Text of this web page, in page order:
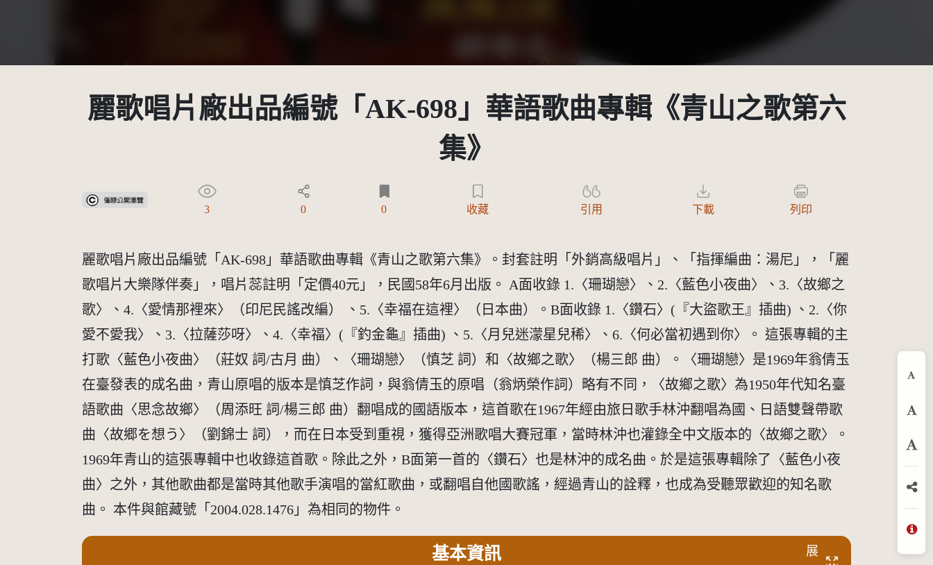
麗歌唱片廠出品編號「AK-698」華語歌曲專輯《青山之歌第六
集》
受著作權法保護-僅限於本平台有限度公開瀏覽
3 0 0 收藏 引用 下載 列印
麗歌唱片廠出品編號「AK-698」華語歌曲專輯《青山之歌第六集》。封套註明「外銷高級唱片」、「指揮編曲：湯尼」，「麗
歌唱片大樂隊伴奏」，唱片蕊註明「定價40元」，民國58年6月出版。 A面收錄 1.〈珊瑚戀〉、2.〈藍色小夜曲〉、3.〈故鄉之
歌〉、4.〈愛情那裡來〉（印尼民謠改編） 、5.〈幸福在這裡〉（日本曲）。B面收錄 1.〈鑽石〉(『大盜歌王』插曲) 、2.〈你
愛不愛我〉、3.〈拉薩莎呀〉、4.〈幸福〉(『釣金龜』插曲) 、5.〈月兒迷濛星兒稀〉、6.〈何必當初遇到你〉。 這張專輯的主
打歌〈藍色小夜曲〉（莊奴 詞/古月 曲）、〈珊瑚戀〉（慎芝 詞）和〈故鄉之歌〉（楊三郎 曲）。〈珊瑚戀〉是1969年翁倩玉
在臺發表的成名曲，青山原唱的版本是慎芝作詞，與翁倩玉的原唱（翁炳榮作詞）略有不同，〈故鄉之歌〉為1950年代知名臺
語歌曲〈思念故鄉〉（周添旺 詞/楊三郎 曲）翻唱成的國語版本，這首歌在1967年經由旅日歌手林沖翻唱為國、日語雙聲帶歌
曲〈故郷を想う〉（劉錦士 詞），而在日本受到重視，獲得亞洲歌唱大賽冠軍，當時林沖也灌錄全中文版本的〈故鄉之歌〉。
1969年青山的這張專輯中也收錄這首歌。除此之外，B面第一首的〈鑽石〉也是林沖的成名曲。於是這張專輯除了〈藍色小夜
曲〉之外，其他歌曲都是當時其他歌手演唱的當紅歌曲，或翻唱自他國歌謠，經過青山的詮釋，也成為受聽眾歡迎的知名歌
曲。 本件與館藏號「2004.028.1476」為相同的物件。
基本資訊
展
放
分